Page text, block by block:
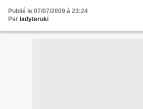
Publié le 07/07/2009 à 23:24
Par ladyteruki